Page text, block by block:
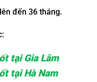
đến 36 tháng.
tại Gia Lâm
tại Hà Nam